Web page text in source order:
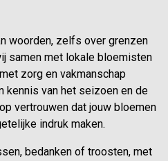
woorden, zelfs over grenzen
samen met lokale bloemisten
zorg en vakmanschap
kennis van het seizoen en de
vertrouwen dat jouw bloemen
indruk maken.
bedanken of troosten, met